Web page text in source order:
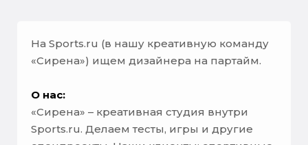
На Sports.ru (в нашу креативную команду
«Сирена») ищем дизайнера на партайм.
О нас:
«Сирена» – креативная студия внутри
Sports.ru. Делаем тесты, игры и другие